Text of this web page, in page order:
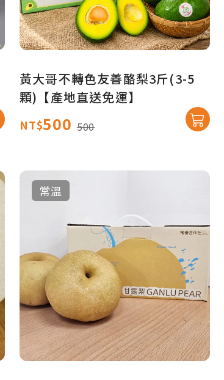
黃大哥不轉色友善酪梨3斤(3-5
顆)【產地直送免運】
NT$500 500
常溫